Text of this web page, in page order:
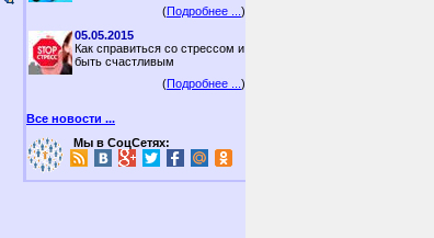
(Подробнее ... )
05.05.2015
Как справиться со стрессом и
быть счастливым
(Подробнее ... )
Все новости ...
Мы в СоцСетях: